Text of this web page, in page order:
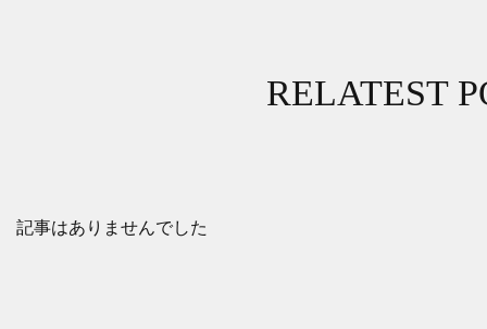
RELATEST
記事はありませんでした